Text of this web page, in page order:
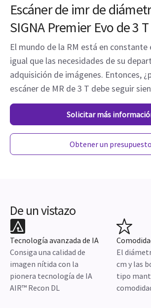
Escáner de imr de
SIGNA Premier Evo de 3 T
El mundo de la RM está en constante
igual que las necesidades de su
adquisición de imágenes. Entonces,
escáner de MR de 3 T debe seguir
Solicitar más
Obtener un presupuesto
De un vistazo
Tecnología avanzada de IA
Consiga una calidad de
imagen nítida con la
pionera tecnología de IA
AIR™ Recon DL
El
cm y las
tipo